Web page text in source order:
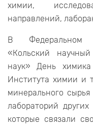
химии,
направлений,
В Федеральном
«Кольский
наук» День
Института химии и
минерального
лабораторий
которые связали